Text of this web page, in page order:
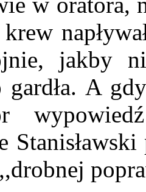
jakby
A